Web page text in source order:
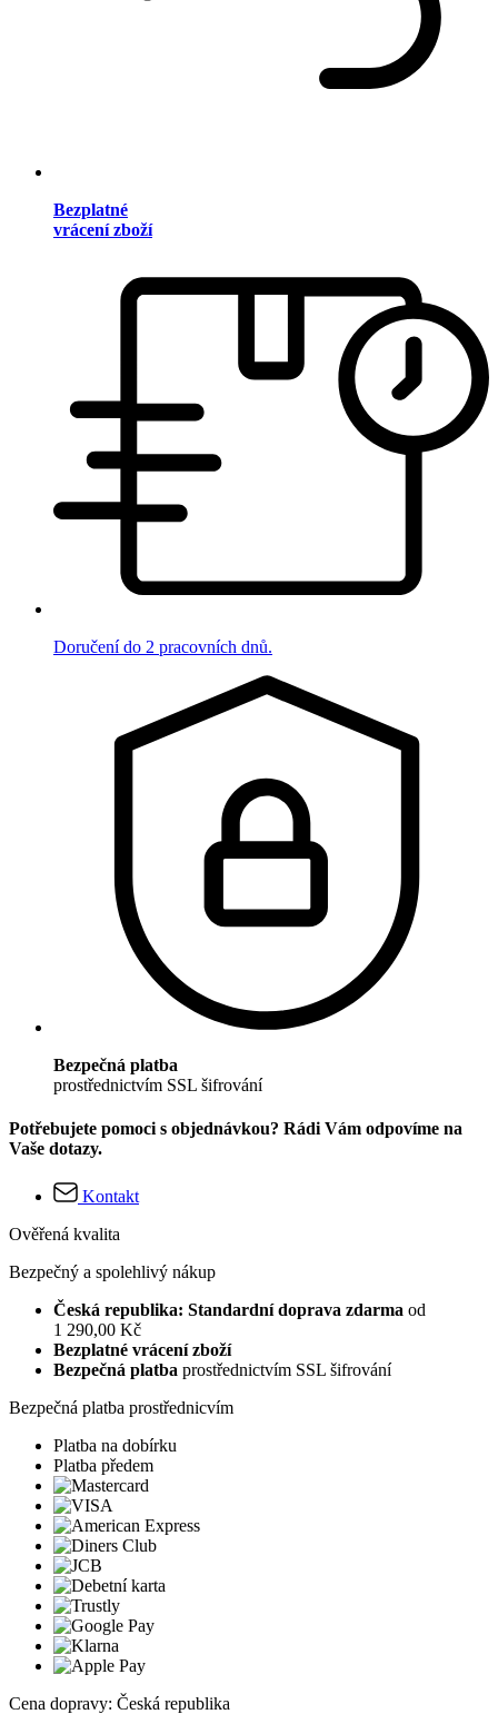
Bezplatné
vrácení zboží
Doručení do 2 pracovních dnů.
Bezpečná platba
prostřednictvím SSL šifrování
Potřebujete pomoci s objednávkou? Rádi Vám odpovíme na
Vaše dotazy.
Kontakt
Ověřená kvalita
Bezpečný a spolehlivý nákup
Česká republika: Standardní doprava zdarma od
1 290,00 Kč
Bezplatné vrácení zboží
Bezpečná platba prostřednictvím SSL šifrování
Bezpečná platba prostřednicvím
Platba na dobírku
Platba předem
Cena dopravy: Česká republika